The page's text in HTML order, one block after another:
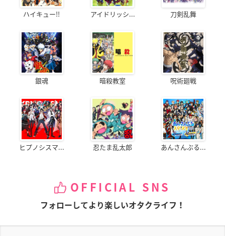
ハイキュー!! アイドリッシ... 刀剣乱舞
銀魂 暗殺教室 呪術廻戦
ヒプノシスマ... 忍たま乱太郎 あんさんぶる...
OFFICIAL SNS
フォローしてより楽しいオタクライフ！